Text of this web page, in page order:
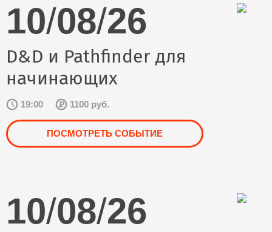
10/08/26
D&D и Pathfinder для
начинающих
19:00 1100 руб.
ПОСМОТРЕТЬ СОБЫТИЕ
10/08/26